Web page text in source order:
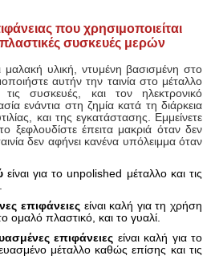
που χρησιμοποιείται
πλαστικές συσκευές μερών
μαλακή υλική, ντυμένη βασισμένη στο
αυτήν την ταινία στο μέταλλο
συσκευές,
και τον ηλεκτρονικό
ενάντια στη ζημία κατά τη διάρκεια
και της εγκατάστασης.
Εμμείνετε
ξεφλουδίστε έπειτα μακριά όταν δεν
δεν αφήνει κανένα υπόλειμμα όταν
είναι για το unpolished μέταλλο και τις
επιφάνειες είναι καλή για τη χρήση
ομαλό πλαστικό, και το γυαλί.
επιφάνειες είναι καλή για το
μέταλλο καθώς επίσης και τις